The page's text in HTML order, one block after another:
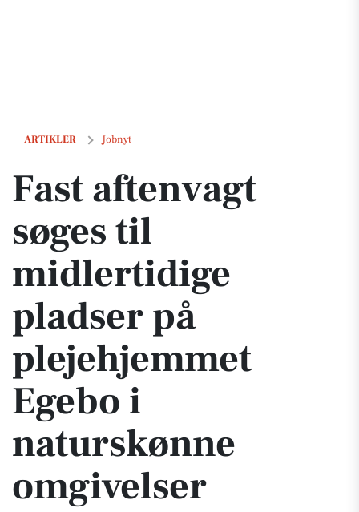
ARTIKLER Jobnyt
Fast aftenvagt søges til midlertidige pladser på plejehjemmet Egebo
Fast aftenvagt
søges til
midlertidige
pladser på
plejehjemmet
Egebo i
naturskønne
omgivelser